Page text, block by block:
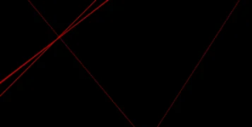
Saltar
contenido